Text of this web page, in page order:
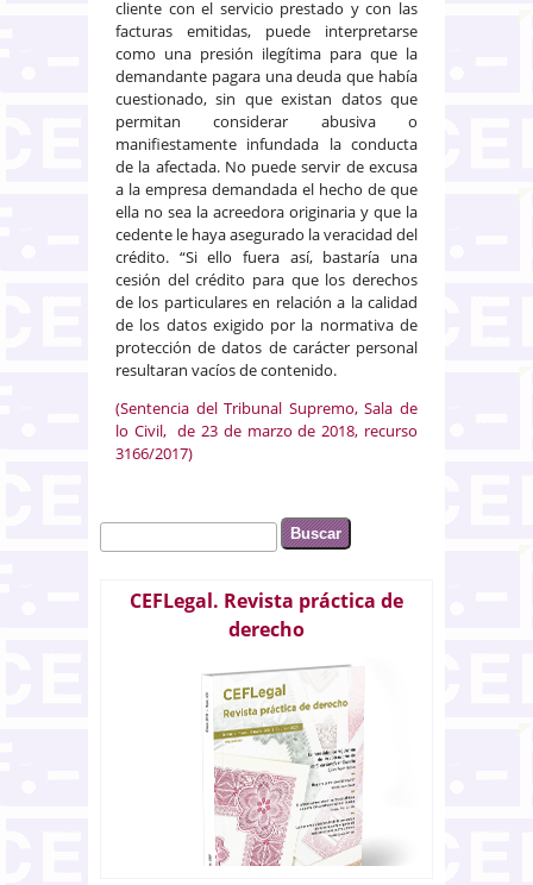
cliente con el servicio prestado y con las
facturas emitidas, puede interpretarse
como una presión ilegítima para que la
demandante pagara una deuda que había
cuestionado, sin que existan datos que
permitan considerar abusiva o
manifiestamente infundada la conducta
de la afectada. No puede servir de excusa
a la empresa demandada el hecho de que
ella no sea la acreedora originaria y que la
cedente le haya asegurado la veracidad del
crédito. “Si ello fuera así, bastaría una
cesión del crédito para que los derechos
de los particulares en relación a la calidad
de los datos exigido por la normativa de
protección de datos de carácter personal
resultaran vacíos de contenido.
(Sentencia del Tribunal Supremo, Sala de
lo Civil, de 23 de marzo de 2018, recurso
3166/2017)
Formulario de búsqueda
Buscar
CEFLegal. Revista práctica de
derecho